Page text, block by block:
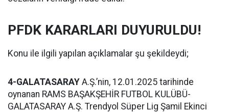
PFDK KARARLARI DUYURULDU!
Konu ile ilgili yapılan açıklamalar şu şekildeydi;
4-GALATASARAY A.Ş.’nin, 12.01.2025 tarihinde
oynanan RAMS BAŞAKŞEHİR FUTBOL KULÜBÜ-
GALATASARAY A.Ş. Trendyol Süper Lig Şamil Ekinci